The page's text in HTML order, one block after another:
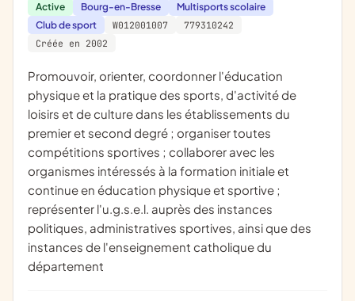
Active Bourg-en-Bresse
Multisports scolaire
Club de sport
W012001007
779310242
Créée en 2002
promouvoir, orienter, coordonner l'éducation
physique et la pratique des sports, d'activité de
loisirs et de culture dans les établissements du
premier et second degré ; organiser toutes
compétitions sportives ; collaborer avec les
organismes intéressés à la formation initiale et
continue en éducation physique et sportive ;
représenter l'u.g.s.e.l. auprès des instances
politiques, administratives sportives, ainsi que des
instances de l'enseignement catholique du
département